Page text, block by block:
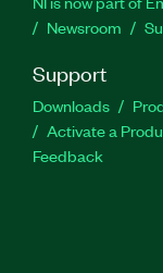
Newsroom
Support
Downloads
Activate a
Feedback